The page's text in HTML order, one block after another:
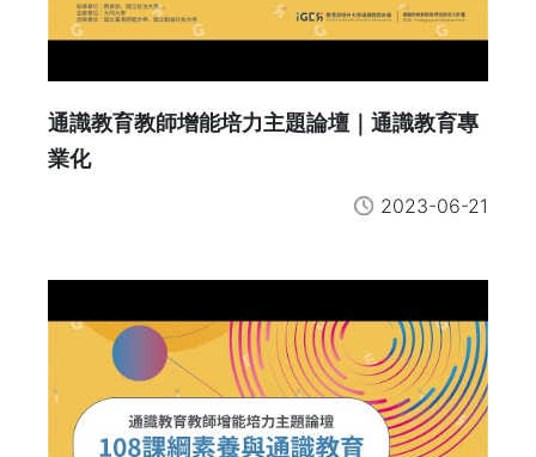
通識教育教師增能培力主題論壇｜通識教育專
業化
2023-06-21